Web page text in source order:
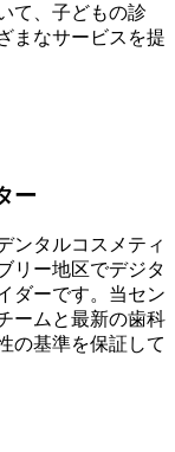
て、子どもの診
まなサービスを提
ー
ンタルコスメティ
リー地区でデジタ
ダーです。当セン
ームと最新の歯科
の基準を保証して